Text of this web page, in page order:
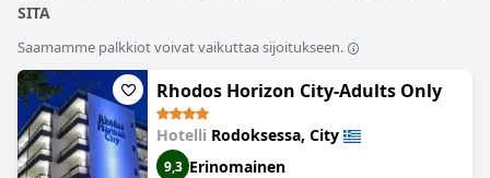
SITA
Saamamme palkkiot voivat vaikuttaa sijoitukseen.
Rhodos Horizon City-Adults Only
Hotelli Rodoksessa, City
9,3 Erinomainen